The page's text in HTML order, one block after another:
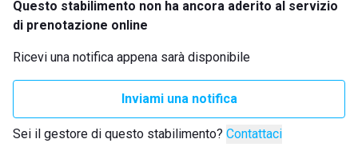
Questo stabilimento non ha ancora aderito al servizio
di prenotazione online
Ricevi una notifica appena sarà disponibile
Inviami una notifica
Sei il gestore di questo stabilimento? Contattaci